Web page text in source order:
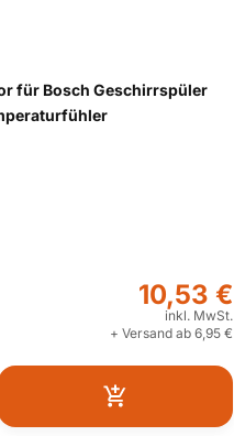
für Bosch Geschirrspüler
10,53 €
inkl. MwSt.
+ Versand ab 6,95 €